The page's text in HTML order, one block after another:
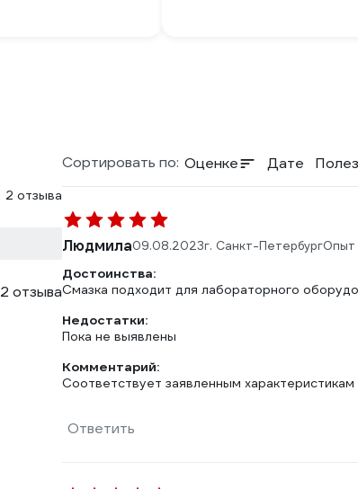
2 отзыва
2 отзыва
Сортировать по: Оценке Дате
Людмила09.08.2023г. Санкт-ПетербургОпыт
Достоинства:
Смазка подходит для лабораторного
Недостатки:
Пока не выявлены
Комментарий:
Соответствует заявленным характеристикам
Ответить